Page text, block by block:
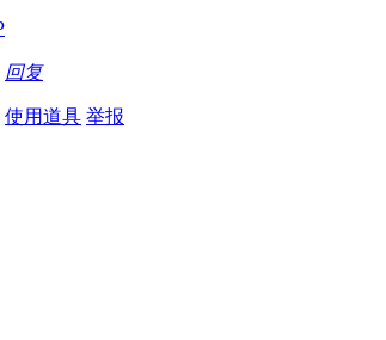
回复
使用道具 举报